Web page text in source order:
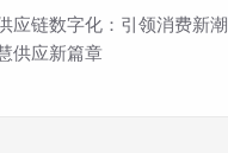
应链数字化：引领消费新潮
供应新篇章